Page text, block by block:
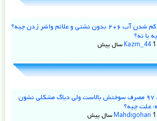
علت کم شدن آب ۲۰۶ بدون نشتی و علائم واشر زدن چیه؟
یا نه؟
Kazm_44 1 سال پیش
پراید ۹۷ مصرف سوختش بالاست ولی دیاگ مشکلی نشون
علت چیه؟
Mahdigohari 1 سال پیش